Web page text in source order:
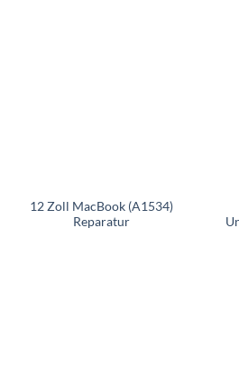
12 Zoll MacBook (A1534)
Reparatur